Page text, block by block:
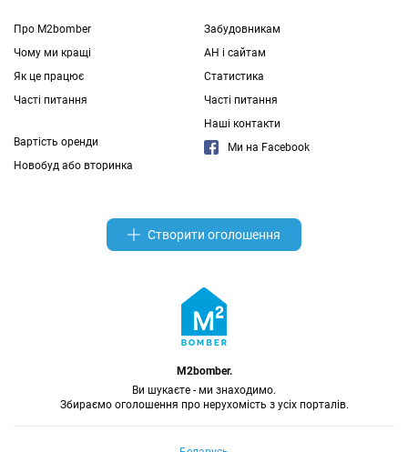
Про M2bomber
Чому ми кращі
Як це працює
Часті питання
Вартість оренди
Новобуд або вторинка
Забудовникам
АН і сайтам
Статистика
Часті питання
Наші контакти
Ми на Facebook
Створити оголошення
M2bomber.
Ви шукаєте - ми знаходимо.
Збираємо оголошення про нерухомість з усіх порталів.